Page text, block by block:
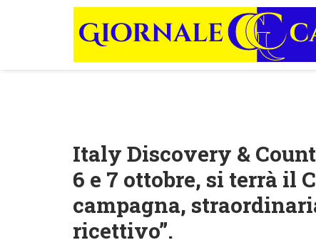
Italy Discovery &
6 e 7 ottobre, si terrà il
campagna,
ricettivo”.